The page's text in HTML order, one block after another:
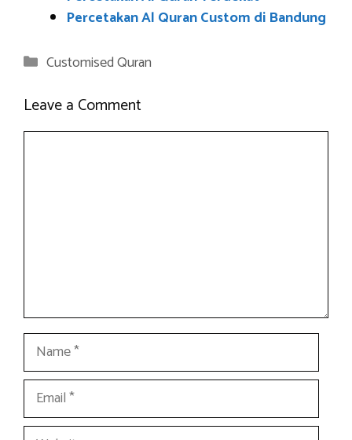
Percetakan Al Quran Custom di Bandung
Categories
Customised Quran
Leave a Comment
Name
Email
Website